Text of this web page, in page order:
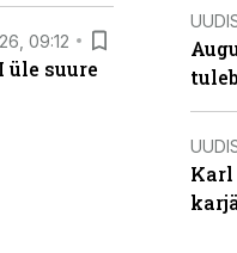
09:12
suure
Karl